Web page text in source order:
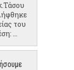
του
...